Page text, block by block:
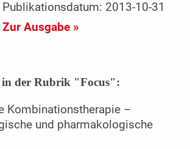
Publikationsdatum: 2013-10-31
Zur Ausgabe »
in der Rubrik "Focus":
Kombinationstherapie –
und pharmakologische